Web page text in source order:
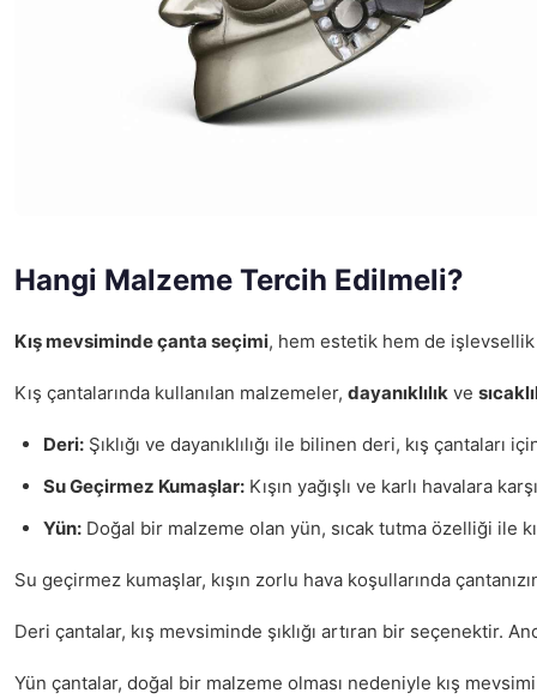
Hangi Malzeme Tercih Edilmeli?
Kış mevsiminde çanta seçimi, hem estetik hem de işlevsellik
Kış çantalarında kullanılan malzemeler, dayanıklılık ve
Deri: Şıklığı ve dayanıklılığı ile bilinen deri, kış
Su Geçirmez Kumaşlar: Kışın yağışlı ve karlı havalara
Yün: Doğal bir malzeme olan yün, sıcak tutma özelliği ile
Su geçirmez kumaşlar, kışın zorlu hava koşullarında
Deri çantalar, kış mevsiminde şıklığı artıran bir seçenektir.
Yün çantalar, doğal bir malzeme olması nedeniyle kış